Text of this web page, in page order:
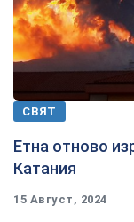
СВЯТ
Етна отново
Катания
15 Август, 2024